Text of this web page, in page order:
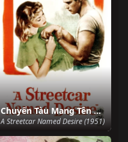
Chuyến Tàu Mang Tên Dục Vọng
A Streetcar Named Desire (1951)